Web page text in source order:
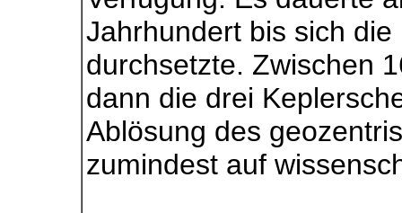
Jahrhundert bis sich
durchsetzte. Zwischen
dann die drei
Ablösung des
zumindest auf